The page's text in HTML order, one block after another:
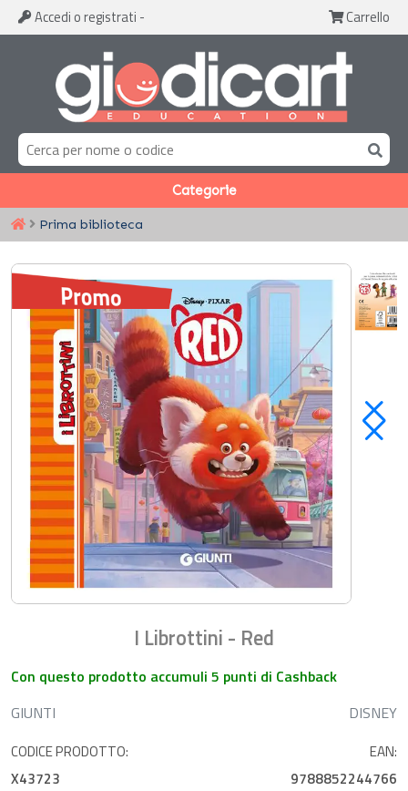
Accedi o registrati - Carrello
Categorie
Prima biblioteca
I Librottini - Red
Con questo prodotto accumuli 5 punti di Cashback
GIUNTI
DISNEY
CODICE PRODOTTO:
X43723
EAN:
9788852244766